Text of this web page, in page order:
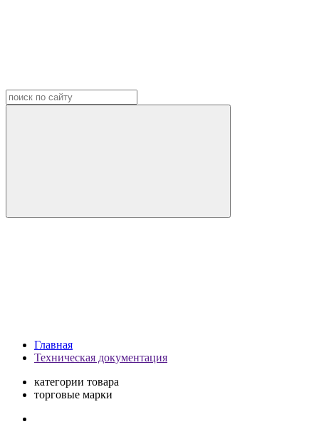
Главная
Техническая документация
категории товара
торговые марки